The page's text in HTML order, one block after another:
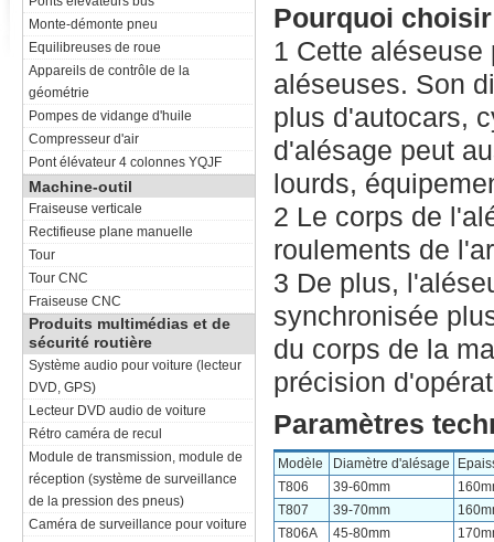
Monte-démonte pneu
Equilibreuses de roue
Appareils de contrôle de la
géométrie
Pompes de vidange d'huile
Compresseur d'air
Pont élévateur 4 colonnes YQJF
Machine-outil
Fraiseuse verticale
Rectifieuse plane manuelle
Tour
Tour CNC
Fraiseuse CNC
Produits multimédias et de
sécurité routière
Système audio pour voiture (lecteur
DVD, GPS)
Lecteur DVD audio de voiture
Rétro caméra de recul
Module de transmission, module de
réception (système de surveillance
de la pression des pneus)
Caméra de surveillance pour voiture
Pourquoi
1 Cette
aléseuses. Son
plus d'autocars,
d'alésage peut
lourds,
2 Le corps de
roulements de
3 De plus,
synchronisée
du corps de la
précision
Paramètres
Modèle Diamètre d'alésage
T806
39-60mm
T807
39-70mm
T806A
45-80mm